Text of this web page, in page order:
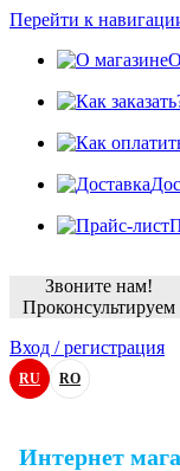
Перейти к
Звоните нам!
Проконсультируем
Вход / регистрация
RU RO
Интернет